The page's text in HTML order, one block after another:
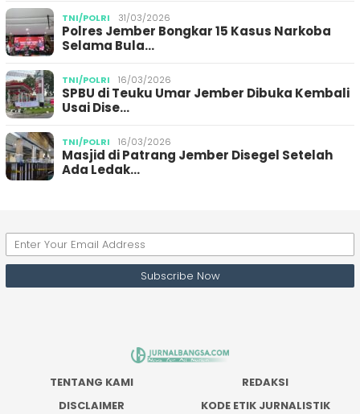
TNI/POLRI 31/03/2026
Polres Jember Bongkar 15 Kasus Narkoba
Selama Bula…
TNI/POLRI 16/03/2026
SPBU di Teuku Umar Jember Dibuka Kembali
Usai Dise…
TNI/POLRI 16/03/2026
Masjid di Patrang Jember Disegel Setelah
Ada Ledak…
TENTANG KAMI
REDAKSI
DISCLAIMER
KODE ETIK JURNALISTIK